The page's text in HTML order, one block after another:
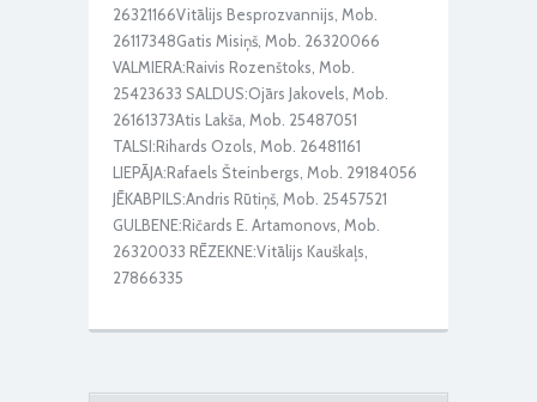
26321166Vitālijs Besprozvannijs, Mob.
26117348Gatis Misiņš, Mob. 26320066
VALMIERA:Raivis Rozenštoks, Mob.
25423633 SALDUS:Ojārs Jakovels, Mob.
26161373Atis Lakša, Mob. 25487051
TALSI:Rihards Ozols, Mob. 26481161
LIEPĀJA:Rafaels Šteinbergs, Mob. 29184056
JĒKABPILS:Andris Rūtiņš, Mob. 25457521
GULBENE:Ričards E. Artamonovs, Mob.
26320033 RĒZEKNE:Vitālijs Kauškaļs,
27866335